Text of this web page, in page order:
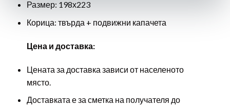
Размер: 198х223
Корица: твърда + подвижни капачета
Цена и доставка:
Цената за доставка зависи от населеното
място.
Доставката е за сметка на получателя до